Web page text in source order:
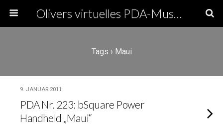
Olivers virtuelles PDA-Museum
Tags › Maui
9. JANUAR 2011
PDA Nr. 223: bSquare Power
Handheld „Maui“